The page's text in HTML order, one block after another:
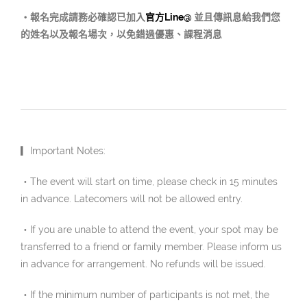
・報名完成請務必確認已加入官方Line@ 並且傳訊息給我們您
的姓名以及報名場次，以免錯過優惠、課程消息
▎Important Notes:
・The event will start on time, please check in 15 minutes
in advance. Latecomers will not be allowed entry.
・If you are unable to attend the event, your spot may be
transferred to a friend or family member. Please inform us
in advance for arrangement. No refunds will be issued.
・If the minimum number of participants is not met, the